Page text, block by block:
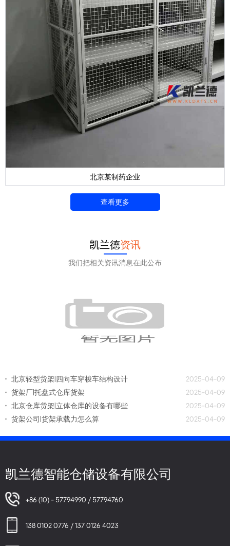
北京某制药企业
查看更多
凯兰德资讯
我们把相关资讯消息在此公布
北京轻型货架|四向车穿梭车结构设计
2025-04-09
货架厂|托盘式仓库货架
2025-04-09
北京仓库货架|立体仓库的设备有哪些
2025-04-09
货架公司|货架承载力怎么算
2025-04-09
凯兰德智能仓储设备有限公司
+86 (10) - 57794990 / 57794760
138 0102 0776 / 137 0126 4023